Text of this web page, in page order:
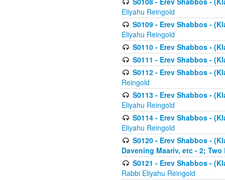
Eliyahu Reingold
S0109 - Erev Shabbos -
Eliyahu Reingold
S0110 - Erev Shabbos -
S0111 - Erev Shabbos -
S0112 - Erev Shabbos -
Reingold
S0113 - Erev Shabbos -
Eliyahu Reingold
S0114 - Erev Shabbos -
Eliyahu Reingold
S0120 - Erev Shabbos -
Davening Maariv, etc - 2;
S0121 - Erev Shabbos -
Rabbi Eliyahu Reingold